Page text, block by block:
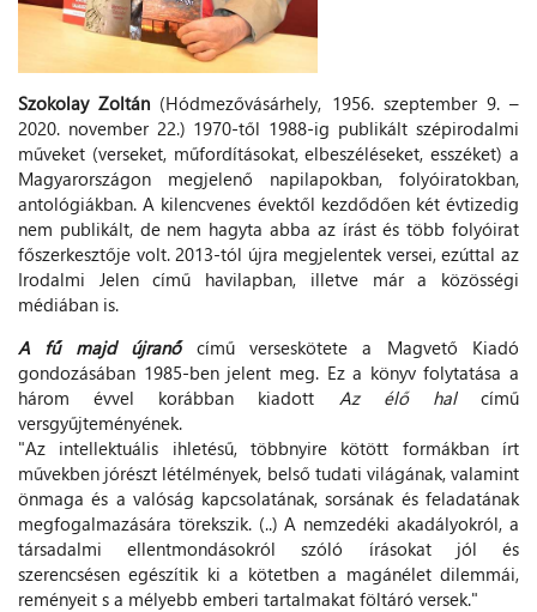
Szokolay Zoltán (Hódmezővásárhely, 1956. szeptember 9. –
2020. november 22.) 1970-től 1988-ig publikált szépirodalmi
műveket (verseket, műfordításokat, elbeszéléseket, esszéket) a
Magyarországon megjelenő napilapokban, folyóiratokban,
antológiákban. A kilencvenes évektől kezdődően két évtizedig
nem publikált, de nem hagyta abba az írást és több folyóirat
főszerkesztője volt. 2013-tól újra megjelentek versei, ezúttal az
Irodalmi Jelen című havilapban, illetve már a közösségi
médiában is.
A fű majd újranőcímű verseskötete a Magvető Kiadó
gondozásában 1985-ben jelent meg. Ez a könyv folytatása a
három évvel korábban kiadott Az élő halcímű
versgyűjteményének.
"Az intellektuális ihletésű, többnyire kötött formákban írt
művekben jórészt létélmények, belső tudati világának, valamint
önmaga és a valóság kapcsolatának, sorsának és feladatának
megfogalmazására törekszik. (..) A nemzedéki akadályokról, a
társadalmi ellentmondásokról szóló írásokat jól és
szerencsésen egészítik ki a kötetben a magánélet dilemmái,
reményeit s a mélyebb emberi tartalmakat föltáró versek."